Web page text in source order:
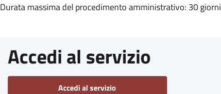
Durata massima del procedimento amministrativo: 30 giorni
Accedi al servizio
Accedi al servizio